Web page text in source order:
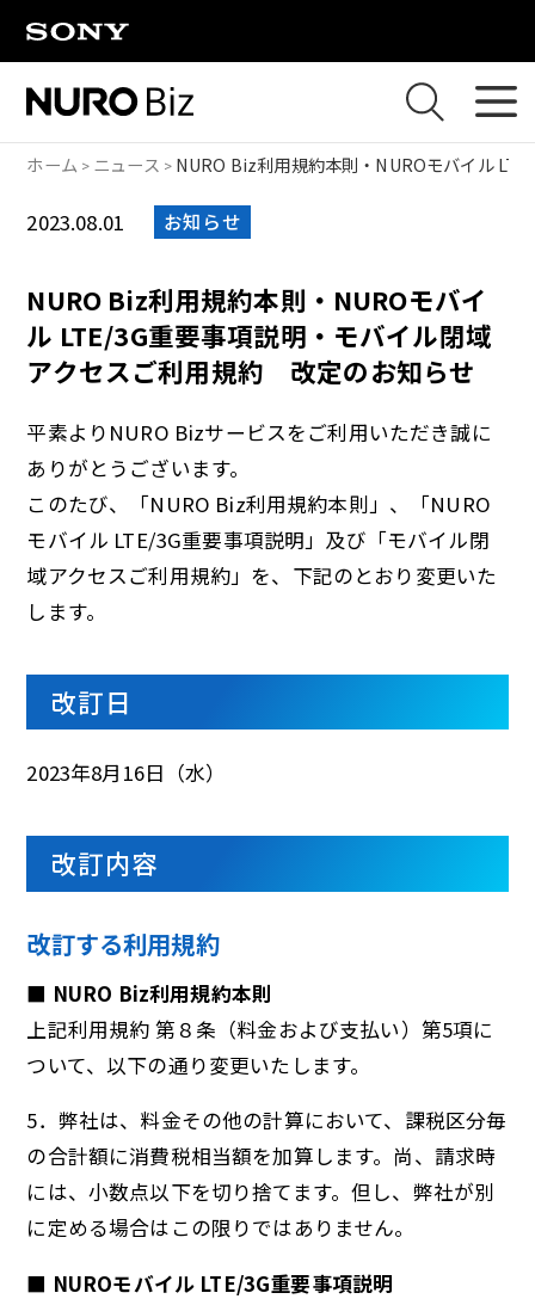
ホーム ニュース NURO Biz利用規約本則・NUROモバイル
2023.08.01 お知らせ
NURO Biz利用規約本則・NUROモバイ
ル LTE/3G重要事項説明・モバイル閉域
アクセスご利用規約 改定のお知らせ
平素よりNURO Bizサービスをご利用いただき誠に
ありがとうございます。
このたび、「NURO Biz利用規約本則」、「NURO
モバイル LTE/3G重要事項説明」及び「モバイル閉
域アクセスご利用規約」を、下記のとおり変更いた
します。
改訂日
2023年8月16日（水）
改訂内容
改訂する利用規約
■ NURO Biz利用規約本則
上記利用規約 第８条（料金および支払い）第5項に
ついて、以下の通り変更いたします。
5．弊社は、料金その他の計算において、課税区分毎
の合計額に消費税相当額を加算します。尚、請求時
には、小数点以下を切り捨てます。但し、弊社が別
に定める場合はこの限りではありません。
■ NUROモバイル LTE/3G重要事項説明